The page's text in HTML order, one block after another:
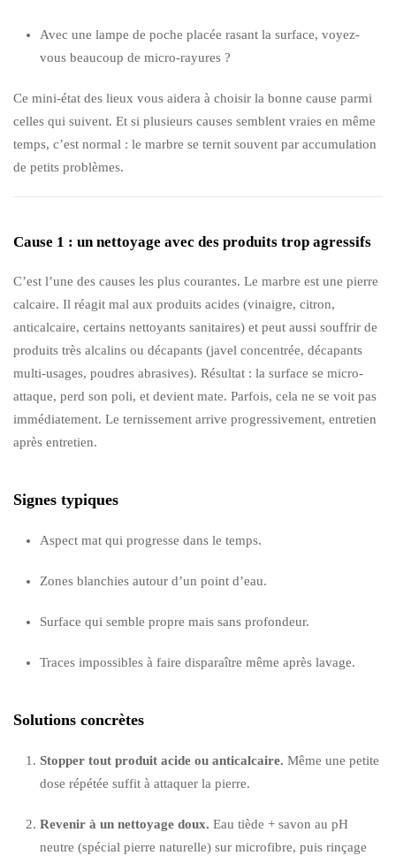
Avec une lampe de poche placée rasant la surface, voyez-
vous beaucoup de micro-rayures ?
Ce mini-état des lieux vous aidera à choisir la bonne cause parmi
celles qui suivent. Et si plusieurs causes semblent vraies en même
temps, c’est normal : le marbre se ternit souvent par accumulation
de petits problèmes.
Cause 1 : un nettoyage avec des produits trop agressifs
C’est l’une des causes les plus courantes. Le marbre est une pierre
calcaire. Il réagit mal aux produits acides (vinaigre, citron,
anticalcaire, certains nettoyants sanitaires) et peut aussi souffrir de
produits très alcalins ou décapants (javel concentrée, décapants
multi-usages, poudres abrasives). Résultat : la surface se micro-
attaque, perd son poli, et devient mate. Parfois, cela ne se voit pas
immédiatement. Le ternissement arrive progressivement, entretien
après entretien.
Signes typiques
Aspect mat qui progresse dans le temps.
Zones blanchies autour d’un point d’eau.
Surface qui semble propre mais sans profondeur.
Traces impossibles à faire disparaître même après lavage.
Solutions concrètes
Stopper tout produit acide ou anticalcaire. Même une petite
dose répétée suffit à attaquer la pierre.
Revenir à un nettoyage doux. Eau tiède + savon au pH
neutre (spécial pierre naturelle) sur microfibre, puis rinçage